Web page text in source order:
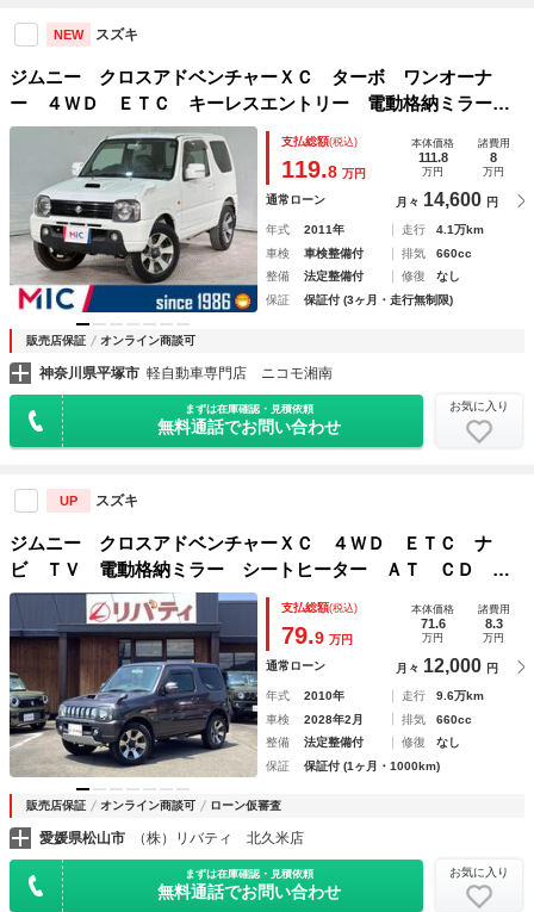
NEW スズキ
ジムニー クロスアドベンチャーＸＣ ターボ ワンオーナ
ー ４ＷＤ ＥＴＣ キーレスエントリー 電動格納ミラー
シートヒーター ＭＴ ＡＢＳ ＣＤ ミュージックプレイヤ
ー接続可 アルミホイール エアコン パワーウィンドウ
支払総額(税込)
119.8 万円
本体価格
111.8
万円
諸費用
8
万円
通常ローン 月々 14,600 円
年式 2011年 走行
4.1万km
車検
車検整備付 排気
660cc
整備
法定整備付 修復
なし
保証
保証付 (3ヶ月・走行無制限)
販売店保証 オンライン商談可
神奈川県平塚市 軽自動車専門店 ニコモ湘南
まずは在庫確認・見積依頼
無料通話でお問い合わせ
お気に入り
UP スズキ
ジムニー クロスアドベンチャーＸＣ ４ＷＤ ＥＴＣ ナ
ビ ＴＶ 電動格納ミラー シートヒーター ＡＴ ＣＤ ア
ルミホイール マニュアルエアコン パワーウィンドウ
支払総額(税込)
79.9 万円
本体価格
71.6
万円
諸費用
8.3
万円
通常ローン 月々 12,000 円
年式 2010年 走行
9.6万km
車検
2028年2月 排気
660cc
整備
法定整備付 修復
なし
保証
保証付 (1ヶ月・1000km)
販売店保証 オンライン商談可 ローン仮審査
愛媛県松山市 （株）リバティ 北久米店
まずは在庫確認・見積依頼
無料通話でお問い合わせ
お気に入り